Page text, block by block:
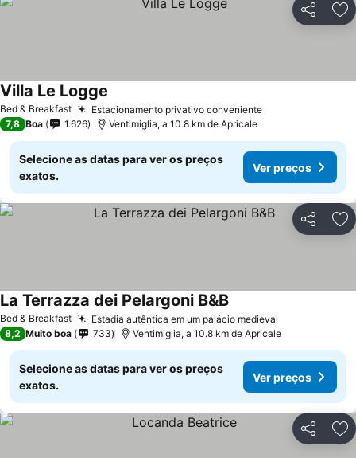
Partilhar
Bed & Breakfast Estacionamento privativo convenienteVer preços
Villa Le Logge
7,8 Boa 1.626 Ventimiglia, a 10.8 km de Apricale
Selecione as datas para ver os preços
exatos.
Ver preços
Partilhar
Bed & Breakfast Estadia autêntica em um palácio medieval
La Terrazza dei Pelargoni B&BVer preços
8,2 Muito boa 733 Ventimiglia, a 10.8 km de Apricale
Selecione as datas para ver os preços
exatos.
Ver preços
Partilhar